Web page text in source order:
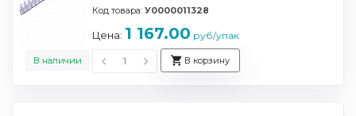
В наличии
Код товара: У0000011328
Цена: 1 167.00 руб/упак
В корзину